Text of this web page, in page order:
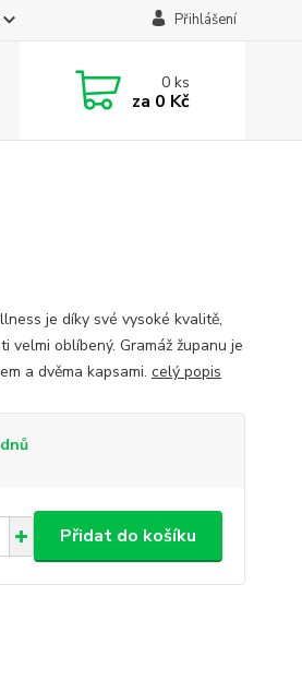
Přihlášení
0ks
za 0 Kč
je díky své vysoké kvalitě,
velmi oblíbený. Gramáž županu je
a dvěma kapsami. celý popis
Přidat do košíku